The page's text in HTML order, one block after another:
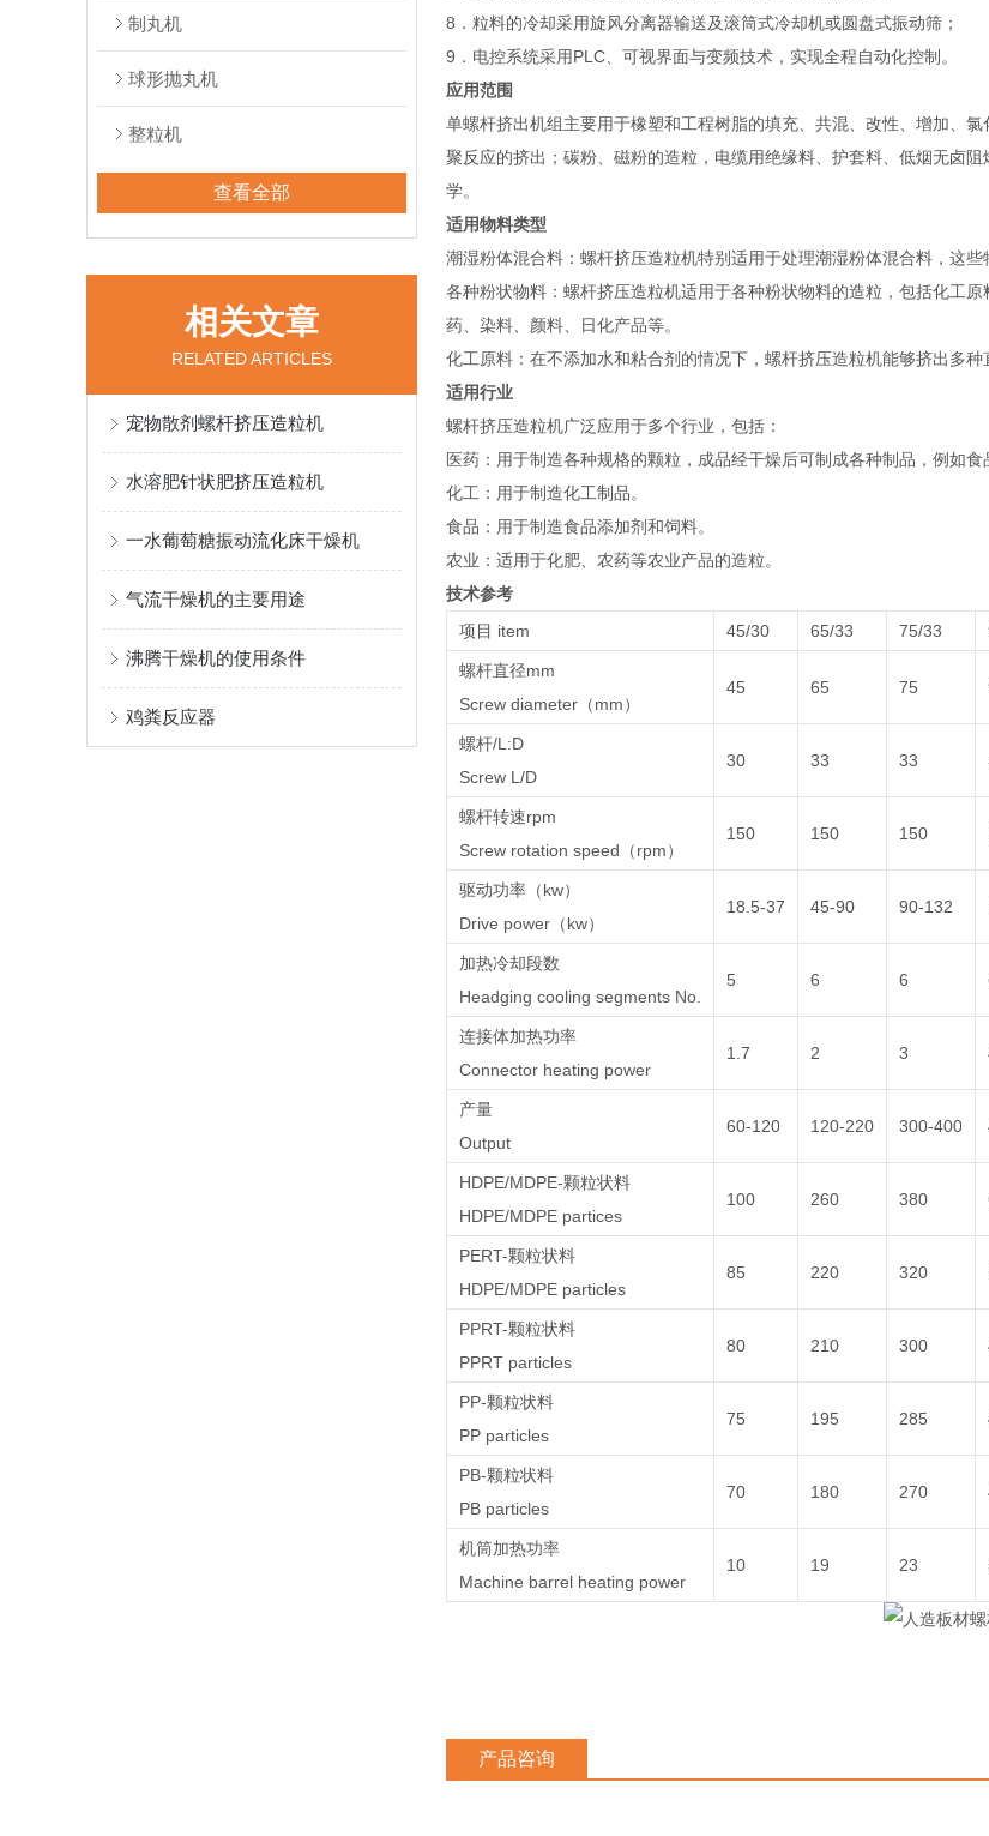
制丸机
球形抛丸机
整粒机
查看全部
相关文章
RELATED ARTICLES
宠物散剂螺杆挤压造粒机
水溶肥针状肥挤压造粒机
一水葡萄糖振动流化床干燥机
气流干燥机的主要用途
沸腾干燥机的使用条件
鸡粪反应器
8．粒料的冷却采用旋风分离器输送及滚筒式冷却机或圆盘式振动筛；
9．电控系统采用PLC、可视界面与变频技术，实现全程自动化控制。
应用范围
单螺杆挤出机组主要用于橡塑和工程树脂的填充、共混、改性、增加、
聚反应的挤出；碳粉、磁粉的造粒，电缆用绝缘料、护套料、低烟无卤
学。
适用物料类型
潮湿粉体混合料‌：螺杆挤压造粒机特别适用于处理潮湿粉体混合料，这
各种粉状物料‌：螺杆挤压造粒机适用于各种粉状物料的造粒，包括化工
药、染料、颜料、日化产品等‌。
化工原料‌：在不添加水和粘合剂的情况下，螺杆挤压造粒机能够挤出多种
适用行业
螺杆挤压造粒机广泛应用于多个行业，包括：
医药‌：用于制造各种规格的颗粒，成品经干燥后可制成各种制品，例如食
‌化工‌：用于制造化工制品‌。
‌食品‌：用于制造食品添加剂和饲料‌。
‌农业‌：适用于化肥、农药等农业产品的造粒‌。
技术参考
项目 item
45/30 65/33 75/33
螺杆直径mm
Screw diameter（mm）
45 65 75
螺杆/L:D
Screw L/D
30 33 33
螺杆转速rpm
Screw rotation speed（rpm）
150 150 150
驱动功率（kw）
Drive power（kw）
18.5-37 45-90 90-132
加热冷却段数
Headging cooling segments No.
5 6 6
连接体加热功率
Connector heating power
1.7 2 3
产量
Output
60-120 120-220 300-400
HDPE/MDPE-颗粒状料
HDPE/MDPE partices
100 260 380
PERT-颗粒状料
HDPE/MDPE particles
85 220 320
PPRT-颗粒状料
PPRT particles
80 210 300
PP-颗粒状料
PP particles
75 195 285
PB-颗粒状料
PB particles
70 180 270
机筒加热功率
Machine barrel heating power
10 19 23
产品咨询